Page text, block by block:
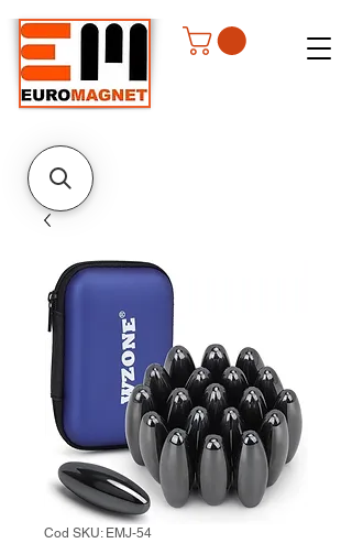
Cod SKU: EMJ-54